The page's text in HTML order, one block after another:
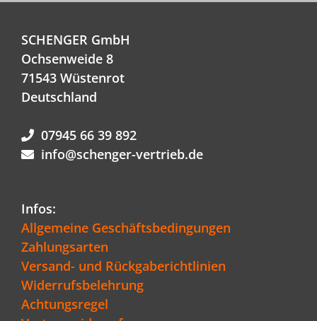
SCHENGER GmbH
Ochsenweide 8
71543 Wüstenrot
Deutschland
07945 66 39 892
info@schenger-vertrieb.de
Infos:
Allgemeine Geschäftsbedingungen
Zahlungsarten
Versand- und Rückgaberichtlinien
Widerrufsbelehrung
Achtungsregel